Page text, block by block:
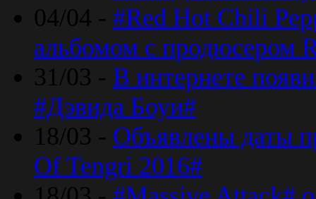
04/04 - #Red Hot Chili
альбомом с продюсером
31/03 - В интернете
#Дэвида Боуи#
18/03 - Объявлены даты
Of Tengri 2016#